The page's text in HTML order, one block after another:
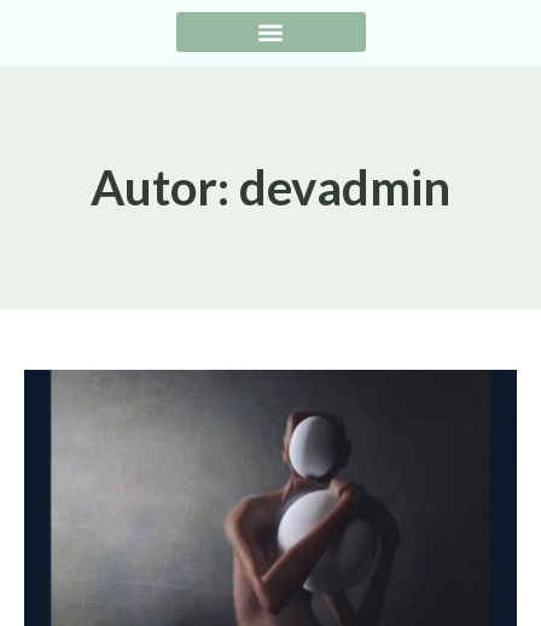
Autor: devadmin